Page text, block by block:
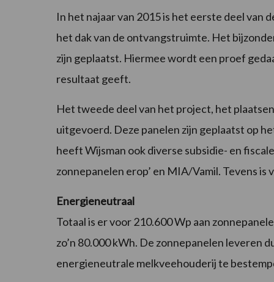
In het najaar van 2015 is het eerste deel van
het dak van de ontvangstruimte. Het
zijn geplaatst. Hiermee wordt een proef
resultaat geeft.
Het tweede deel van het project, het
uitgevoerd. Deze panelen zijn geplaatst op
heeft Wijsman ook diverse subsidie- en
zonnepanelen erop’ en MIA/Vamil. Tevens
Energieneutraal
Totaal is er voor 210.600 Wp aan
zo’n 80.000 kWh. De zonnepanelen leveren
energieneutrale melkveehouderij te